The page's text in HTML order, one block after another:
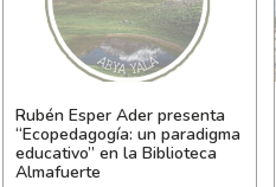
Rubén Esper Ader presenta
“Ecopedagogía: un paradigma
educativo” en la Biblioteca
Almafuerte